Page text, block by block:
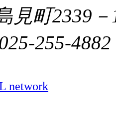
見町2339－
255-4882
network